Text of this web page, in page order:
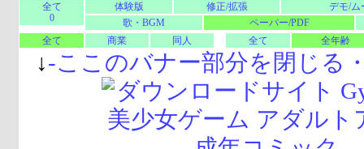
全て
0
体験版 修正/拡張
デモ/ム
歌・BGM
ペーパー/PDF
全て
商業 同人 全て 全年齢
↓-ここのバナー部分を閉じる